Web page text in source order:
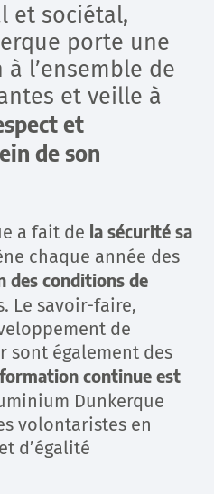
et sociétal,
porte une
l’ensemble de
et veille à
et
de son
a fait de la sécurité sa
chaque année des
des conditions de
Le savoir-faire,
de
sont également des
continue est
Dunkerque
volontaristes en
d’égalité